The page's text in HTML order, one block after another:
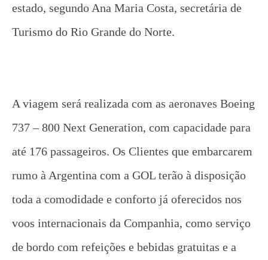
estado, segundo Ana Maria Costa, secretária de
Turismo do Rio Grande do Norte.
A viagem será realizada com as aeronaves Boeing
737 – 800 Next Generation, com capacidade para
até 176 passageiros. Os Clientes que embarcarem
rumo à Argentina com a GOL terão à disposição
toda a comodidade e conforto já oferecidos nos
voos internacionais da Companhia, como serviço
de bordo com refeições e bebidas gratuitas e a